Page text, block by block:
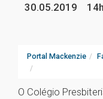
30.05.2019
Portal Mackenzie
O Colégio